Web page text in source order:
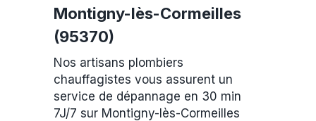
Montigny-lès-Cormeilles
(95370)
Nos artisans plombiers
chauffagistes vous assurent un
service de dépannage en 30 min
7J/7 sur Montigny-lès-Cormeilles